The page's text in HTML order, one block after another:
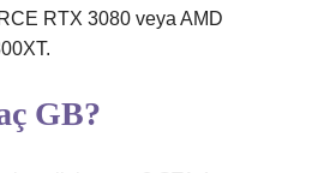
RTX 3080 veya AMD
GB?